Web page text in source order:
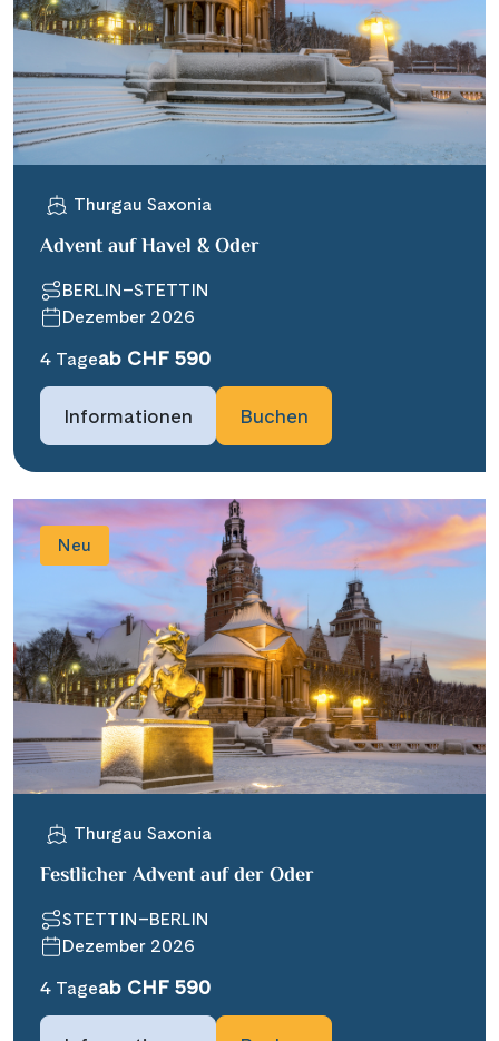
Thurgau Saxonia
Advent auf Havel & Oder
BERLIN–STETTIN
Dezember 2026
4 Tageab CHF 590
Informationen Buchen
Neu
Thurgau Saxonia
Festlicher Advent auf der Oder
STETTIN–BERLIN
Dezember 2026
4 Tageab CHF 590